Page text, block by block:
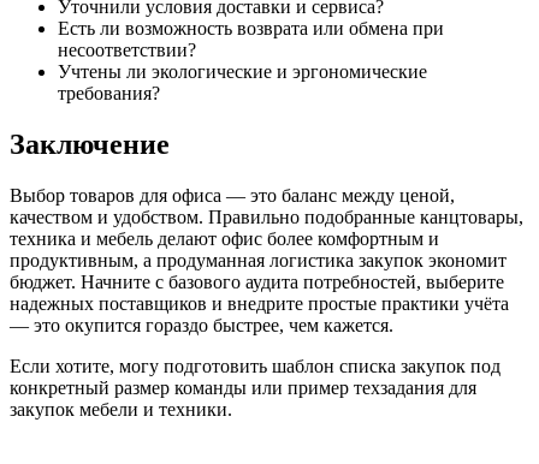
Уточнили условия доставки и сервиса?
Есть ли возможность возврата или обмена при
несоответствии?
Учтены ли экологические и эргономические
требования?
Заключение
Выбор товаров для офиса — это баланс между ценой,
качеством и удобством. Правильно подобранные канцтовары,
техника и мебель делают офис более комфортным и
продуктивным, а продуманная логистика закупок экономит
бюджет. Начните с базового аудита потребностей, выберите
надежных поставщиков и внедрите простые практики учёта
— это окупится гораздо быстрее, чем кажется.
Если хотите, могу подготовить шаблон списка закупок под
конкретный размер команды или пример техзадания для
закупок мебели и техники.